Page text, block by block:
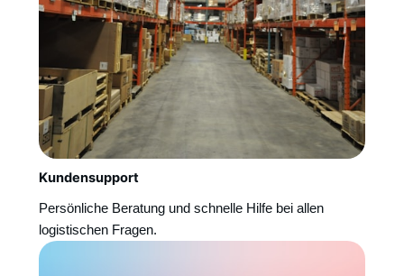
Kundensupport
Persönliche Beratung und schnelle Hilfe bei allen
logistischen Fragen.